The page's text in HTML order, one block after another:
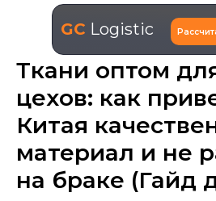
GC Logistic
Ткани оптом
цехов: как
Китая
материал и не
на браке (Гайд